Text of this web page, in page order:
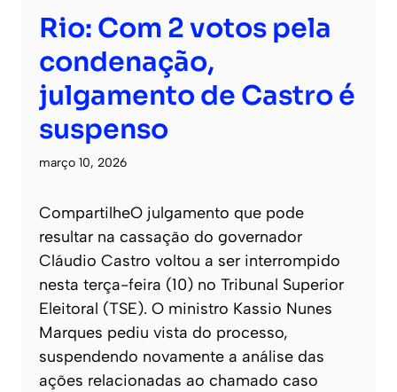
Rio: Com 2 votos pela
condenação,
julgamento de Castro é
suspenso
março 10, 2026
CompartilheO julgamento que pode
resultar na cassação do governador
Cláudio Castro voltou a ser interrompido
nesta terça-feira (10) no Tribunal Superior
Eleitoral (TSE). O ministro Kassio Nunes
Marques pediu vista do processo,
suspendendo novamente a análise das
ações relacionadas ao chamado caso